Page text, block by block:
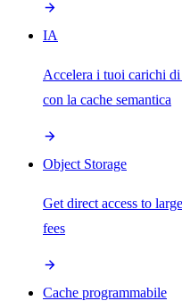
IA
Accelera i tuoi carichi
con la cache semantica
Object Storage
Get direct access to
fees
Cache programmabile